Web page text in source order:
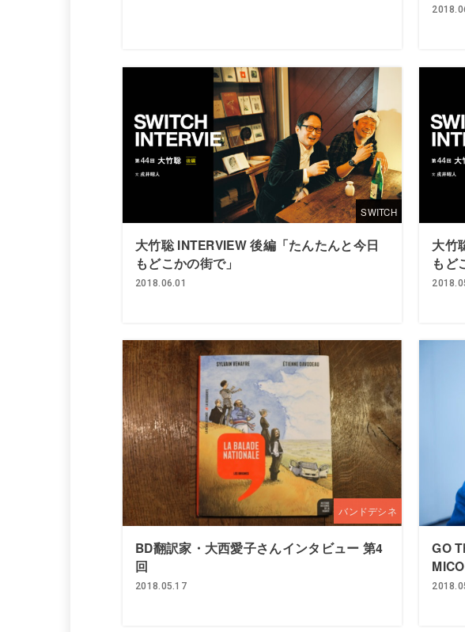
SWITCH
大竹聡 INTERVIEW 後編「たんたんと今日
もどこかの街で」
2018.06.01
大竹
もど
バンドデシネ
BD翻訳家・大西愛子さんインタビュー 第4
回
2018.05.17
GO
MICO